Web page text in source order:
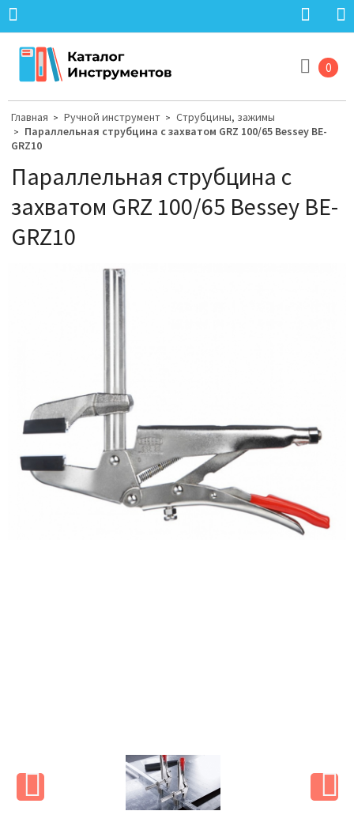
0
Главная > Ручной инструмент > Струбцины, зажимы
> Параллельная струбцина с захватом GRZ 100/65 Bessey BE-
GRZ10
Параллельная струбцина с
захватом GRZ 100/65 Bessey BE-
GRZ10